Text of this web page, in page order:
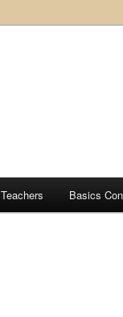
Teachers Basics